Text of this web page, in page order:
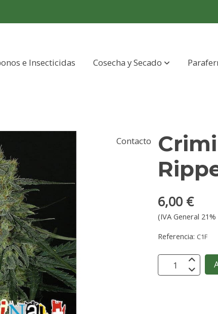
e Insecticidas Cosecha y Secado
Contacto
6,00 €
(IVA General
Referencia: C1F